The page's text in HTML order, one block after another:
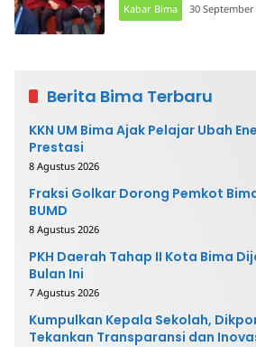
Kabar Bima 30 September
Berita Bima Terbaru
KKN UM Bima Ajak Pelajar Ubah
Prestasi
8 Agustus 2026
Fraksi Golkar Dorong Pemkot
BUMD
8 Agustus 2026
PKH Daerah Tahap II Kota Bima
Bulan Ini
7 Agustus 2026
Kumpulkan Kepala Sekolah,
Tekankan Transparansi dan